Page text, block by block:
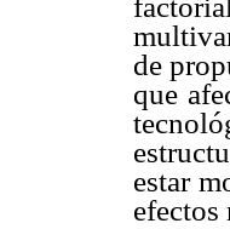
de
que
estar